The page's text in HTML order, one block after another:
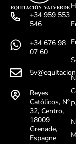
+34 959 553
546
+34 676 98
07 60
Reyes
Católicos, Nº
32, Centro,
18009
Grenade,
Espagne